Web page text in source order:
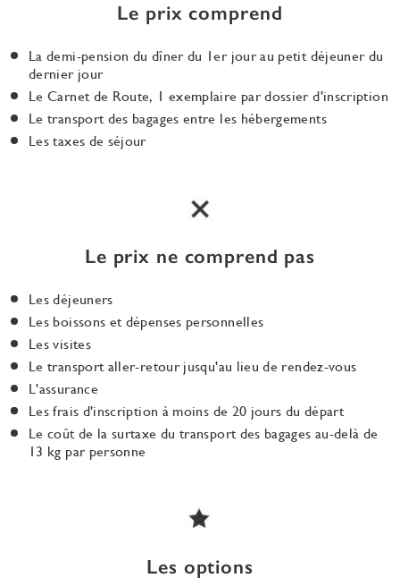
Le prix comprend
La demi-pension du dîner du 1er jour au petit déjeuner du
dernier jour
Le Carnet de Route, 1 exemplaire par dossier d'inscription
Le transport des bagages entre les hébergements
Les taxes de séjour
Le prix ne comprend pas
Les déjeuners
Les boissons et dépenses personnelles
Les visites
Le transport aller-retour jusqu'au lieu de rendez-vous
L'assurance
Les frais d'inscription à moins de 20 jours du départ
Le coût de la surtaxe du transport des bagages au-delà de
13 kg par personne
Les options